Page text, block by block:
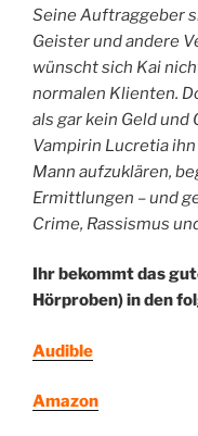
Seine Auftraggeber
Geister und andere
wünscht sich Kai
normalen Klienten.
als gar kein Geld und
Vampirin Lucretia
Mann aufzuklären,
Ermittlungen – und
Crime, Rassismus
Ihr bekommt das
Hörproben) in den
Audible
Amazon